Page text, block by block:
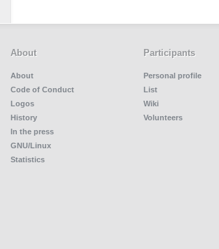
About
About
Code of Conduct
Logos
History
In the press
GNU/Linux
Statistics
Participants
Personal profile
List
Wiki
Volunteers